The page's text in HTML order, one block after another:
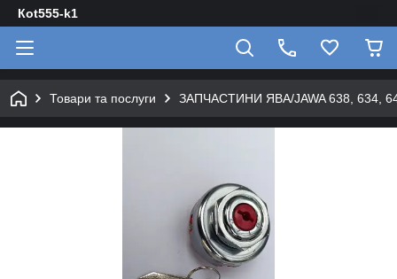
Кot555-k1
Товари та послуги ЗАПЧАСТИНИ ЯВА/JAWA 638, 634,